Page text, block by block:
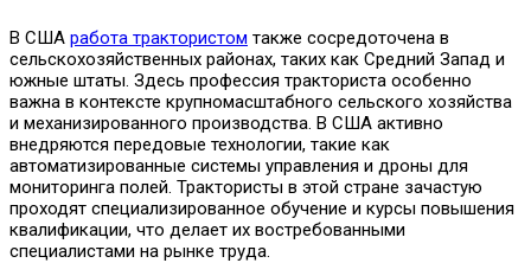
В США работа трактористом также сосредоточена в
сельскохозяйственных районах, таких как Средний Запад и
южные штаты. Здесь профессия тракториста особенно
важна в контексте крупномасштабного сельского хозяйства
и механизированного производства. В США активно
внедряются передовые технологии, такие как
автоматизированные системы управления и дроны для
мониторинга полей. Трактористы в этой стране зачастую
проходят специализированное обучение и курсы повышения
квалификации, что делает их востребованными
специалистами на рынке труда.